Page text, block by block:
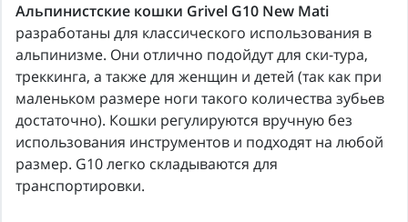
Альпинистские кошки Grivel G10 New Mati
разработаны для классического использования в
альпинизме. Они отлично подойдут для ски-тура,
треккинга, а также для женщин и детей (так как при
маленьком размере ноги такого количества зубьев
достаточно). Кошки регулируются вручную без
использования инструментов и подходят на любой
размер. G10 легко складываются для
транспортировки.